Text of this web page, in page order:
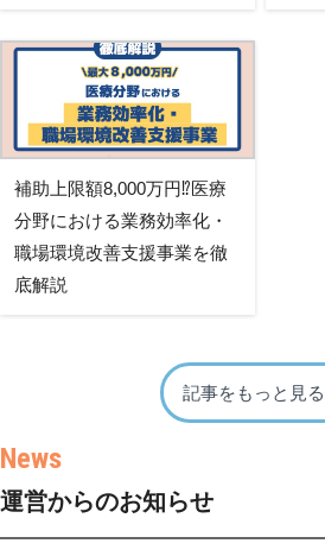
補助上限額8,000万円⁉医療
分野における業務効率化・
職場環境改善支援事業を徹
底解説
記事をもっと見る
運営からのお知らせ